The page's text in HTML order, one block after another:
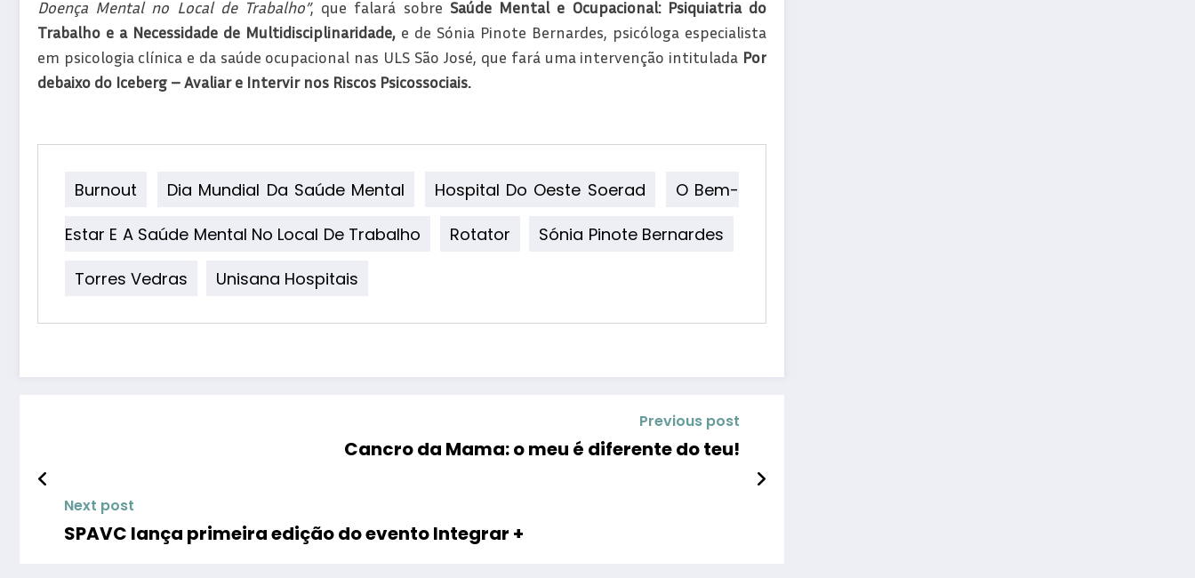
Doença Mental no Local de Trabalho”, que falará sobre Saúde Mental e Ocupacional: Psiquiatria do
Trabalho e a Necessidade de Multidisciplinaridade, e de Sónia Pinote Bernardes, psicóloga especialista
em psicologia clínica e da saúde ocupacional nas ULS São José, que fará uma intervenção intitulada Por
debaixo do Iceberg – Avaliar e Intervir nos Riscos Psicossociais.
Burnout Dia Mundial Da Saúde Mental Hospital Do Oeste Soerad
O Bem-
Estar E A Saúde Mental No Local De Trabalho
Rotator
Sónia Pinote Bernardes
Torres Vedras
Unisana Hospitais
Previous post
Cancro da Mama: o meu é diferente do teu!
Next post
SPAVC lança primeira edição do evento Integrar +